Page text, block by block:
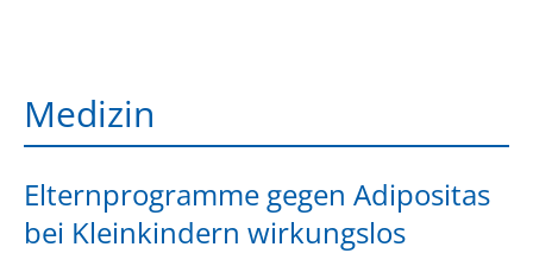
Medizin
Elternprogramme gegen Adipositas
bei Kleinkindern wirkungslos